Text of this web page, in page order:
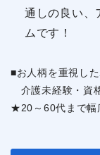
通しの良い、
ムです！
■お人柄を重視し
介護未経験・資
★20～60代まで幅